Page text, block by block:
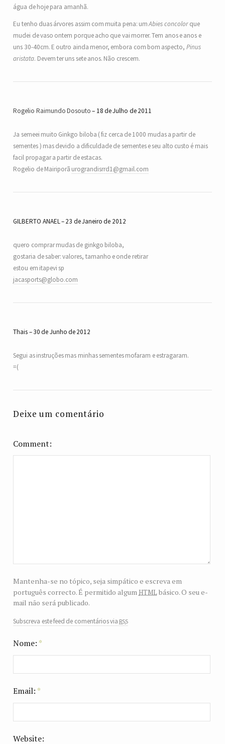
água de hoje para amanhã.
Eu tenho duas árvores assim com muita pena: umAbies concolorque
mudei de vaso ontem porque acho que vai morrer. Tem anos e anos e
uns 30-40cm. E outro ainda menor, embora com bom aspecto, Pinus
aristata. Devem ter uns sete anos. Não crescem.
Rogelio Raimundo Dosouto 18 de Julho de 2011
Ja semeei muito Ginkgo biloba ( fiz cerca de 1000 mudas a partir de
sementes ) mas devido a dificuldade de sementes e seu alto custo é mais
facil propagar a partir de estacas.
Rogelio de Mairiporã urograndisrrd1@gmail.com
GILBERTO ANAEL 23 de Janeiro de 2012
quero comprar mudas de ginkgo biloba,
gostaria de saber: valores, tamanho e onde retirar
estou em itapevi sp
jacasports@globo.com
Thais 30 de Junho de 2012
Segui as instruções mas minhas sementes mofaram e estragaram.
=(
Deixe um comentário
Comment
Mantenha-se no tópico, seja simpático e escreva em
português correcto. É permitido algum htmlbásico. O seu e-
mail não será publicado.
Subscreva este feed de comentários via rss
Nome: *
Email: *
Website: